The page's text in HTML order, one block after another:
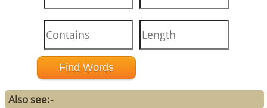
Also see:-